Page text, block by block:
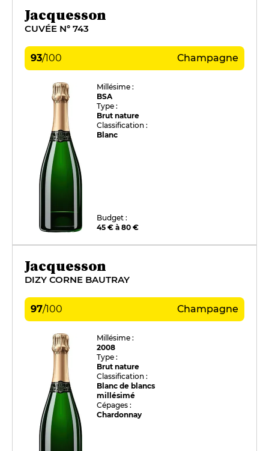
Jacquesson
CUVÉE N° 743
93/100 Champagne
Millésime :
BSA
Type :
Brut nature
Classification :
Blanc
Budget :
45 € à 80 €
Jacquesson
DIZY CORNE BAUTRAY
97/100 Champagne
Millésime :
2008
Type :
Brut nature
Classification :
Blanc de blancs
millésimé
Cépages :
Chardonnay